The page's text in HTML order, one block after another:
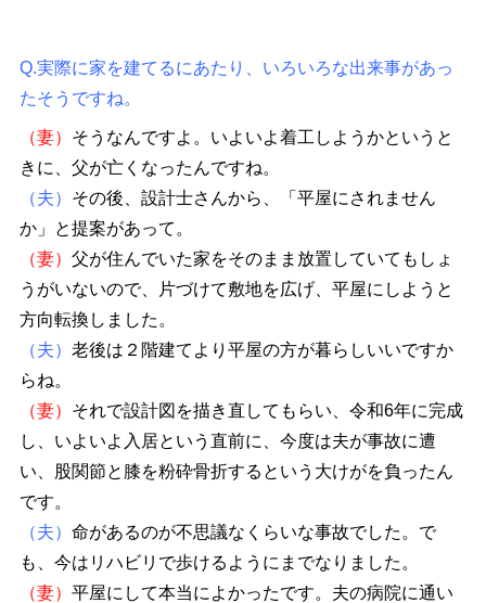
Q.実際に家を建てるにあたり、いろいろな出来事があっ
たそうですね。
（妻） そうなんですよ。いよいよ着工しようかというと
きに、父が亡くなったんですね。
（夫） その後、設計士さんから、「平屋にされません
か」と提案があって。
（妻） 父が住んでいた家をそのまま放置していてもしょ
うがいないので、片づけて敷地を広げ、平屋にしようと
方向転換しました。
（夫） 老後は２階建てより平屋の方が暮らしいいですか
らね。
（妻） それで設計図を描き直してもらい、令和6年に完成
し、いよいよ入居という直前に、今度は夫が事故に遭
い、股関節と膝を粉砕骨折するという大けがを負ったん
です。
（夫） 命があるのが不思議なくらいな事故でした。で
も、今はリハビリで歩けるようにまでなりました。
（妻） 平屋にして本当によかったです。夫の病院に通い